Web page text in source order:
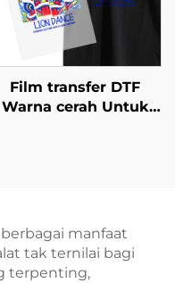
Film transfer DTF
Warna cerah Untuk
manfaat
tak ternilai bagi
terpenting,